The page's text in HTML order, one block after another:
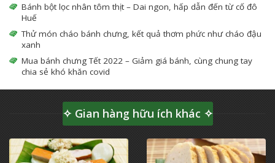
Bánh bột lọc nhân tôm thịt – Dai ngon, hấp dẫn đến từ cố đô
Huế
Thử món cháo bánh chưng, kết quả thơm phức như cháo đậu
xanh
Mua bánh chưng Tết 2022 – Giảm giá bánh, cùng chung tay
chia sẻ khó khăn covid
✧ Gian hàng hữu ích khác ✧